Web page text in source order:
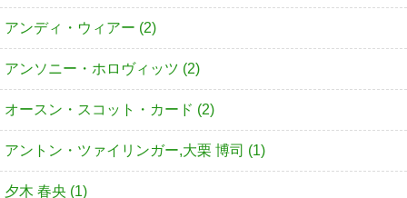
アンディ・ウィアー (2)
アンソニー・ホロヴィッツ (2)
オースン・スコット・カード (2)
アントン・ツァイリンガー,大栗 博司 (1)
夕木 春央 (1)